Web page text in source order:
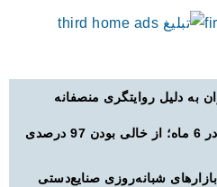
به دلیل روایتگری منصفانه
بررسی ذخایر سد کرج در 6 ماه؛ از خالی بودن 97 درصدی